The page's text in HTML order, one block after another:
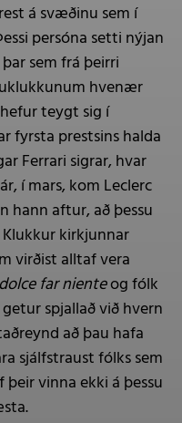
á svæðinu sem í
persóna setti nýjan
sem frá þeirri
hvenær
teygt sig í
fyrsta prestsins halda
Ferrari sigrar, hvar
í mars, kom Leclerc
hann aftur, að þessu
kirkjunnar
virðist alltaf vera
dolce far nienteog fólk
spjallað við hvern
að þau hafa
sjálfstraust fólks sem
vinna ekki á þessu